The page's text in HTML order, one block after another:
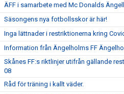
ÄFF i samarbete med Mc Donalds
Säsongens nya fotbollsskor är här!
Inga lättnader i restriktionerna kring
Information från Ängelholms FF
Skånes FF:s riktlinjer utifrån gällande
08
Råd för träning i kallt väder.